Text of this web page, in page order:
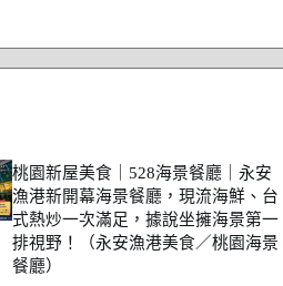
桃園新屋美食｜528海景餐廳｜永安
漁港新開幕海景餐廳，現流海鮮、台
式熱炒一次滿足，據說坐擁海景第一
排視野！（永安漁港美食／桃園海景
餐廳）